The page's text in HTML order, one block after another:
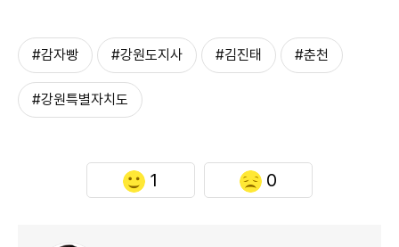
#감자빵 #강원도지사 #김진태 #춘천
#강원특별자치도
1 0